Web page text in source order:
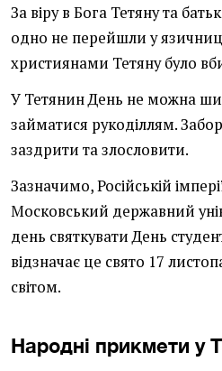
За віру в Бога Тетяну та
одно не перейшли у
християнами Тетяну було
У Тетянин День не можна
займатися рукоділлям.
заздрити та злословити.
Зазначимо, Російській
Московський державний
день святкувати День
відзначає це свято 17
світом.
Народні прикмети у